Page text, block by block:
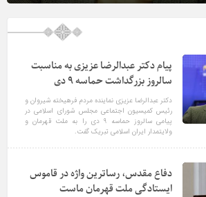
پیام دکتر عبدالرضا عزیزی به مناسبت
سالروز بزرگداشت حماسه ۹ دی
دکتر عبدالرضا عزیزی نماینده مردم فرهیخته شیروان و
رئیس کمیسیون اجتماعی مجلس شورای اسلامی در
پیامی سالروز حماسه ۹ دی را به ملت قهرمان و
ولایتمدار ایران اسلامی تبریک گفت.
دفاع مقدس، رساترین واژه در قاموس
ایستادگی ملت قهرمان ماست